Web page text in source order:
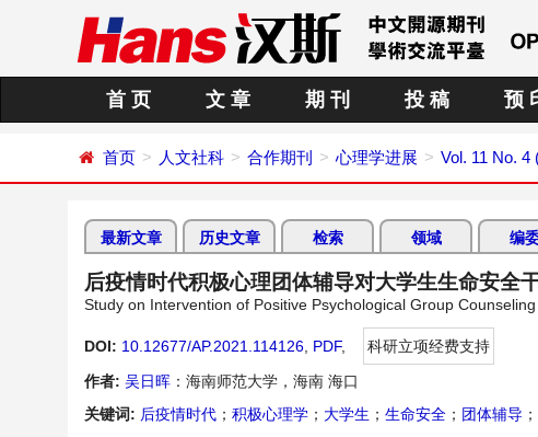
首 页 文 章 期 刊 投 稿 预
首页 人文社科 合作期刊 心理学进展 Vol. 11 No. 4
最新文章 历史文章 检索 领域 编
后疫情时代积极心理团体辅导对大学生生命安全
Study on Intervention of Positive Psychological Group
DOI: 10.12677/AP.2021.114126 PDF,
科研立项经费支持
作者: 吴日晖 ：海南师范大学，海南 海口
关键词: 后疫情时代 ； 积极心理学 ； 大学生 ； 生命安全 ； 团体辅导 ；